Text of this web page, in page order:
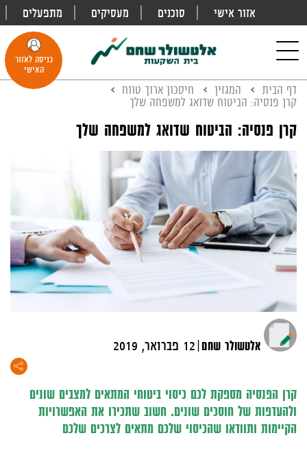
אזור אישי סוכנים מעסיקים מתפעלים
navigation
כניסה לאזור
האישי
דף הבית המגזין
חיסכון ארוך טווח
קרן פנסיה: הביטוח שדואג למשפחה שלך
קרן פנסיה: הביטוח שדואג למשפחה שלך
אלטשולר שחם|12 פברואר, 2019
קרן הפנסיה מספקת לכם כיסוי ביטוחי המתאים למצבים שונים
ולהעדפות של חוסכים שונים. חשוב שתכירו את האפשרויות
הקיימות ותוודאו שהכיסוי שלכם מתאים לצרכים שלכם